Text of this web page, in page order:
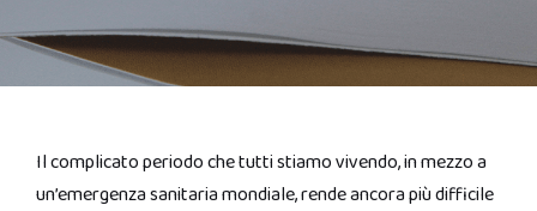
Il complicato periodo che tutti stiamo vivendo, in mezzo a
un’emergenza sanitaria mondiale, rende ancora più difficile